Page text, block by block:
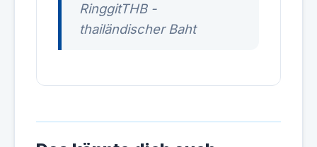
RinggitTHB -
thailändischer Baht